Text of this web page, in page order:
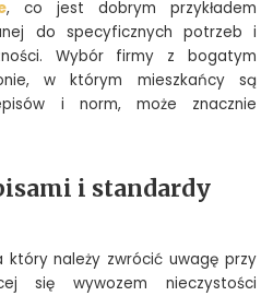
, co jest dobrym przykładem
do specyficznych potrzeb i
Wybór firmy z bogatym
w którym mieszkańcy są
i norm, może znacznie
i standardy
który należy zwrócić uwagę przy
się wywozem nieczystości